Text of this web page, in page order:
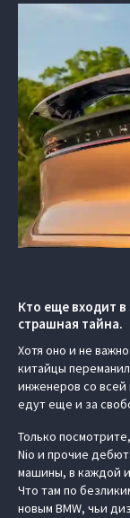
Кто еще входит
страшная тайна.
Хотя оно и не
китайцы
инженеров со всей
едут еще и за
Только
Nio и прочие
машины, в каждой
Что там по
новым BMW, чьи